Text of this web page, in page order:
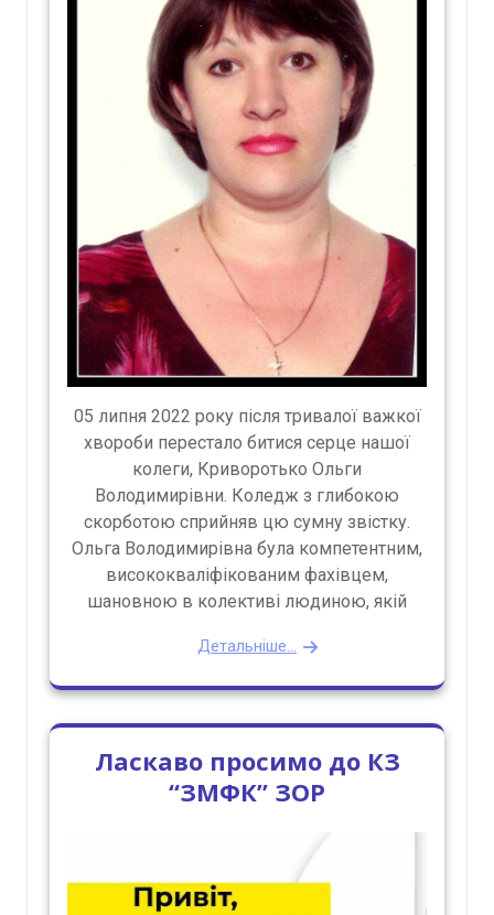
05 липня 2022 року після тривалої важкої
хвороби перестало битися серце нашої
колеги, Криворотько Ольги
Володимирівни. Коледж з глибокою
скорботою сприйняв цю сумну звістку.
Ольга Володимирівна була компетентним,
висококваліфікованим фахівцем,
шановною в колективі людиною, якій
Детальніше...
Ласкаво просимо до КЗ
“ЗМФК” ЗОР